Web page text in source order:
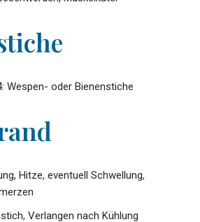
Wespen- oder Bienenstiche
Hitze, eventuell Schwellung,
Verlangen nach Kühlung